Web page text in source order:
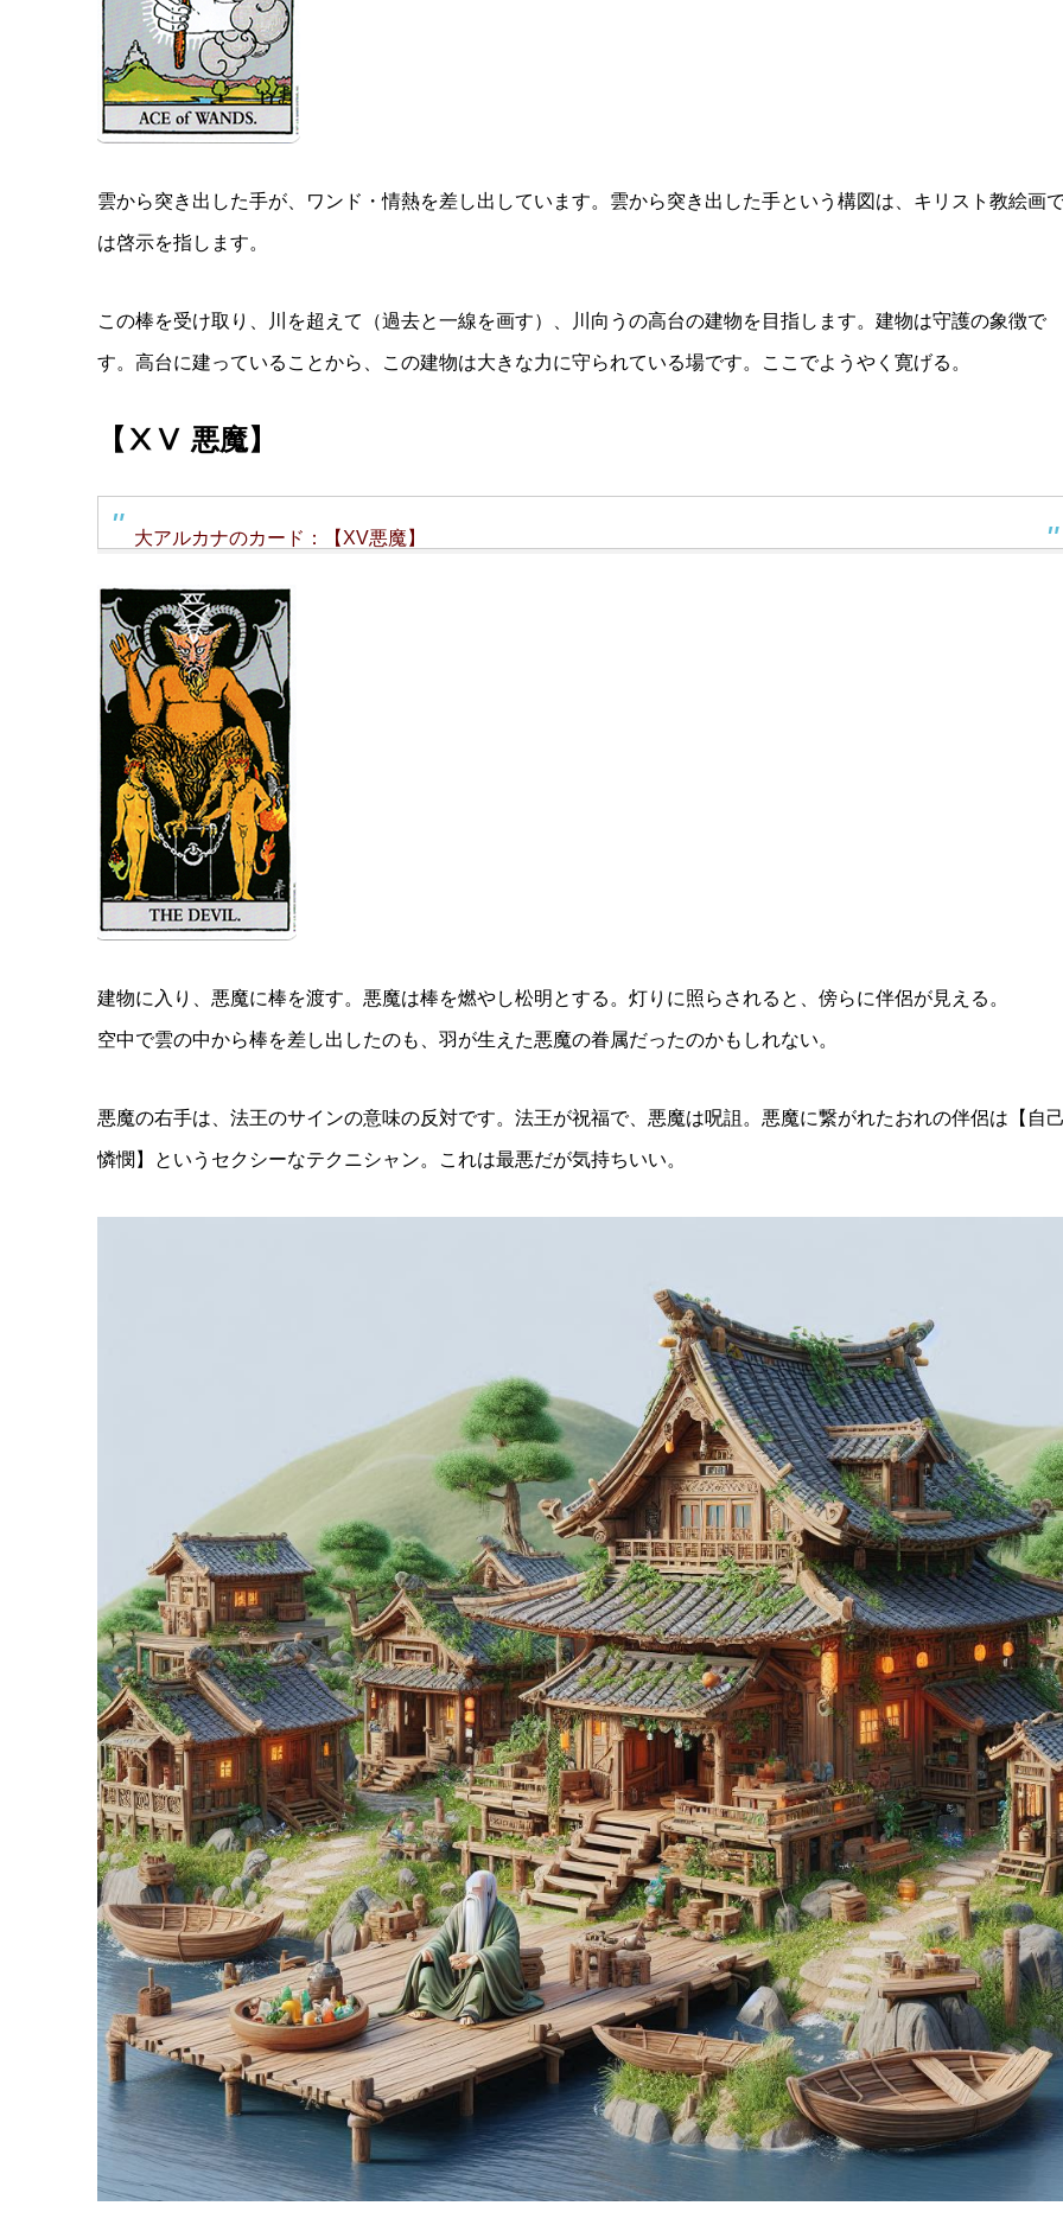
雲から突き出した手が、ワンド・情熱を差し出しています。雲から突き出した手という構図は、キリスト教絵画
は啓示を指します。
この棒を受け取り、川を超えて（過去と一線を画す）、川向うの高台の建物を目指します。建物は守護の象徴で
す。高台に建っていることから、この建物は大きな力に守られている場です。ここでようやく寛げる。
【ⅩⅤ 悪魔】
大アルカナのカード：【XV悪魔】
建物に入り、悪魔に棒を渡す。悪魔は棒を燃やし松明とする。灯りに照らされると、傍らに伴侶が見える。
空中で雲の中から棒を差し出したのも、羽が生えた悪魔の眷属だったのかもしれない。
悪魔の右手は、法王のサインの意味の反対です。法王が祝福で、悪魔は呪詛。悪魔に繋がれたおれの伴侶は【自
憐憫】というセクシーなテクニシャン。これは最悪だが気持ちいい。